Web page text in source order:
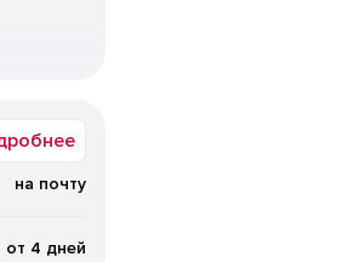
на почту
от 4 дней